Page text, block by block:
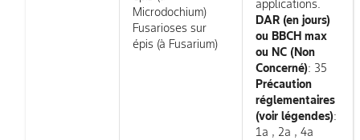
Microdochium)
Fusarioses sur
épis (à Fusarium)
applications.
DAR (en jours)
ou BBCH max
ou NC (Non
Concerné): 35
Précaution
réglementaires
(voir légendes):
1a , 2a , 4a